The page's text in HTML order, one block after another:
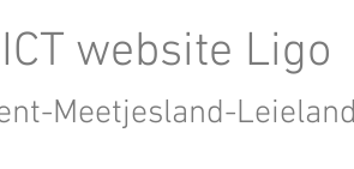
ICT website Ligo
Meetjesland-Leieland